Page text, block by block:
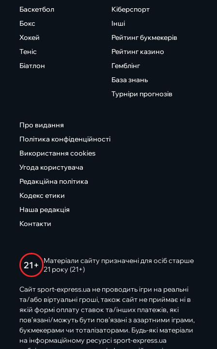
Баскетбол
Бокс
Хокей
Теніс
Біатлон
Кіберспорт
Інші
Рейтинг букмекерів
Рейтинг казино
Гемблінг
База знань
Турніри прогнозів
Про видання
Політика конфіденційності
Використання cookies
Угода користувача
Редакційна політика
Кодекс етики
Наша редакція
Контакти
21+
Матеріали сайту призначені для осіб старше
21 року (21+)
Сайт sport-express.ua не проводить ігри на реальні
та/або віртуальні гроші, також сайт не приймає ні в
якій формі оплату ставок та/інших платежів, які
пов’язані/можуть бути пов’язані з азартними іграми,
букмекерами чи тоталізаторами. Будь-які матеріали
на інформаційному ресурсі sport-express.ua